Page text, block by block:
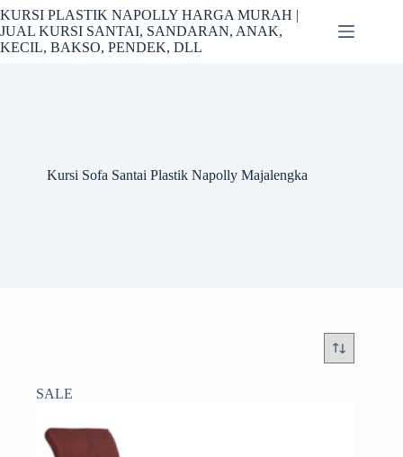
Skip
to
content
KURSI PLASTIK NAPOLLY HARGA MURAH |
JUAL KURSI SANTAI, SANDARAN, ANAK,
KECIL, BAKSO, PENDEK, DLL
Kursi Sofa Santai Plastik Napolly Majalengka
SALE